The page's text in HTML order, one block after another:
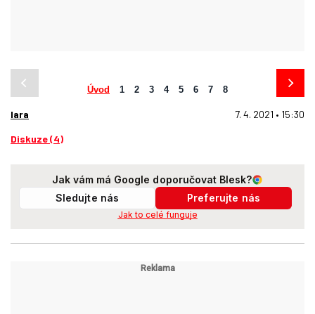
Úvod 1 2 3 4 5 6 7 8
lara 7. 4. 2021 • 15:30
Diskuze (4)
Jak vám má Google doporučovat Blesk?
Sledujte nás
Preferujte nás
Jak to celé funguje